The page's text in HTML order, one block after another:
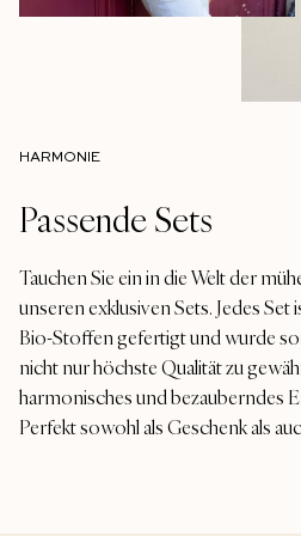
HARMONIE
Passende Sets
Tauchen Sie ein in die Welt der
unseren exklusiven Sets. Jedes Set
Bio-Stoffen gefertigt und wurde
nicht nur höchste Qualität zu
harmonisches und bezauberndes
Perfekt sowohl als Geschenk als